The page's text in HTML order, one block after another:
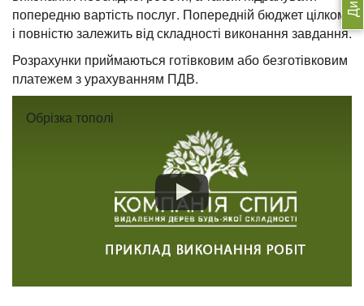
попередню вартість послуг. Попередній бюджет цілком
і повністю залежить від складності виконання завдання.
Розрахунки приймаються готівковим або безготівковим
платежем з урахуванням ПДВ.
Обрізка тополі